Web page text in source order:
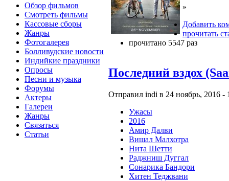
Обзор фильмов
Смотреть фильмы
Кассовые сборы
Жанры
Фотогалерея
Болливудские новости
Индийкие праздники
Опросы
Песни и музыка
Форумы
Актеры
Галереи
Жанры
Связаться
Статьи
»
Добавить
прочитать
прочитано 5547 раз
Последний вздох
Отправил indi в 24 ноябрь, 2016 -
Ужасы
2016
Амир Далви
Вишал Малхотра
Нита Шетти
Раджниш Дуггал
Сонарика Бандори
Хитен Теджвани